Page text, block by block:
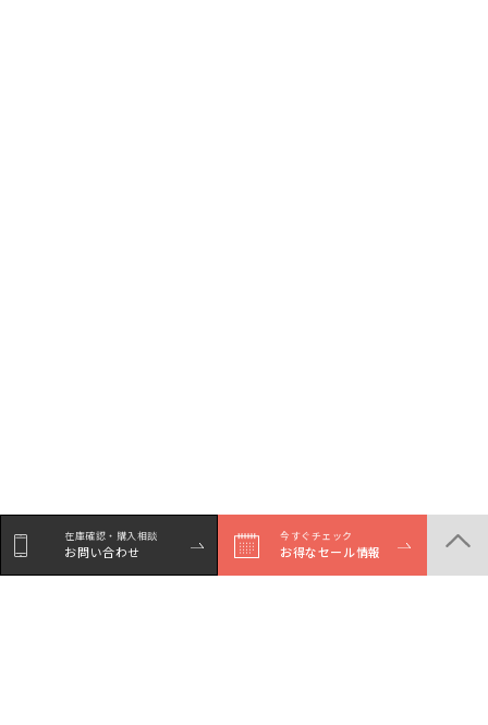
在庫確認・購入相談
お問い合わせ
今すぐチェック
お得なセール情報
在庫確認・購入相談
お問い合わせ
今すぐチェック
お得なセール情報